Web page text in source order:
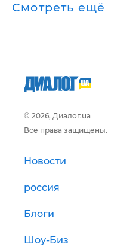
Смотреть ещё
© 2026, Диалог.ua
Все права защищены.
Новости
россия
Блоги
Шоу-Биз